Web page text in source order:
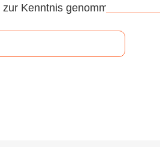
zur Kenntnis genommen